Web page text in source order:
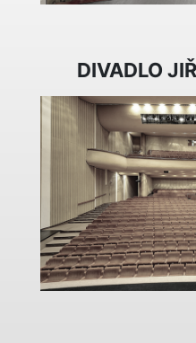
DIVADLO